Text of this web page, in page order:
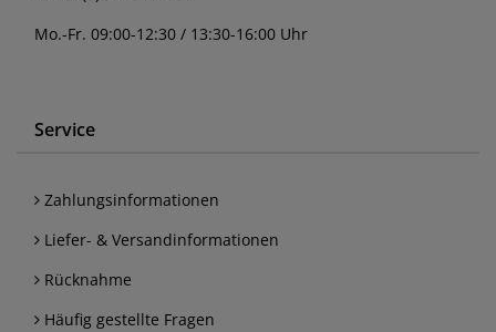
Mo.-Fr. 09:00-12:30 / 13:30-16:00 Uhr
Service
Zahlungsinformationen
Liefer- & Versandinformationen
Rücknahme
Häufig gestellte Fragen